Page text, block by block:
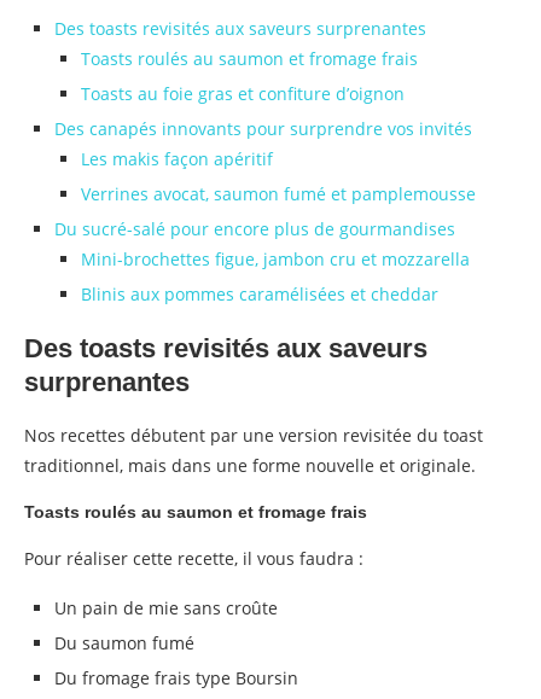
Des toasts revisités aux saveurs surprenantes
Toasts roulés au saumon et fromage frais
Toasts au foie gras et confiture d’oignon
Des canapés innovants pour surprendre vos invités
Les makis façon apéritif
Verrines avocat, saumon fumé et pamplemousse
Du sucré-salé pour encore plus de gourmandises
Mini-brochettes figue, jambon cru et mozzarella
Blinis aux pommes caramélisées et cheddar
Des toasts revisités aux saveurs
surprenantes
Nos recettes débutent par une version revisitée du toast
traditionnel, mais dans une forme nouvelle et originale.
Toasts roulés au saumon et fromage frais
Pour réaliser cette recette, il vous faudra :
Un pain de mie sans croûte
Du saumon fumé
Du fromage frais type Boursin